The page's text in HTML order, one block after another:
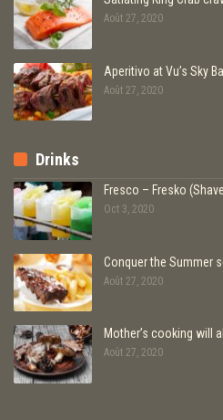
Août 27, 2020
Aperitivo at Vu’s Sky
Août 27, 2020
Drinks
Fresco – Fresko
Oct 3, 2020
Conquer the Summer
Août 27, 2020
Mother’s cooking will
Août 27, 2020